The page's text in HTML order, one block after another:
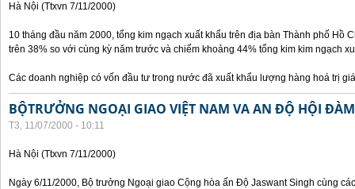
Hà Nội (Ttxvn 7/11/2000)
10 tháng đầu năm 2000, tổng kim ngạch xuất khẩu trên địa bàn Thành phố Hồ
trên 38% so với cùng kỳ năm trước và chiếm khoảng 44% tổng kim kim ngạch
Các doanh nghiệp có vốn đầu tư trong nước đã xuất khẩu lượng hàng hoá trị
BỘTRƯỞNG NGOẠI GIAO VIỆT NAM VA AN ĐỘ HỘI ĐÀM
T3, 11/07/2000 - 10:11
Hà Nội (Ttxvn 7/11/2000)
Ngày 6/11/2000, Bộ trưởng Ngoại giao Cộng hòa ấn Độ Jaswant Singh cùng